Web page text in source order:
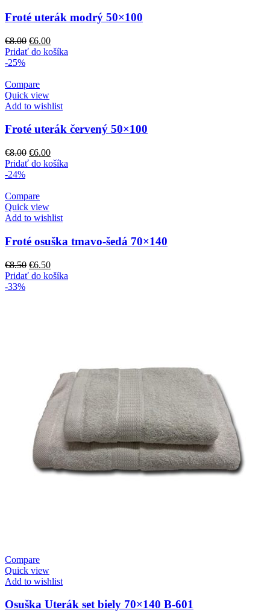
Froté uterák modrý 50×100
€8.00 Pôvodná
cena
€6.00Aktuálna
cena
Pridať do košíka
-25%
Compare
Quick view
Add to wishlist
Froté uterák červený 50×100
€8.00 Pôvodná
cena
€6.00Aktuálna
cena
Pridať do košíka
-24%
Compare
Quick view
Add to wishlist
Froté osuška tmavo-šedá 70×140
€8.50 Pôvodná
cena
€6.50Aktuálna
cena
Pridať do košíka
-33%
Compare
Quick view
Add to wishlist
Osuška Uterák set biely 70×140 B-601